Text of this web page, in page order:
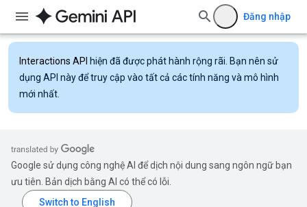
Đăng nhập
Interactions API hiện đã được phát hành rộng rãi. Bạn nên sử
dụng API này để truy cập vào tất cả các tính năng và mô hình
mới nhất.
Google sử dụng công nghệ AI để dịch nội dung sang ngôn ngữ bạn
ưu tiên. Bản dịch bằng AI có thể có lỗi.